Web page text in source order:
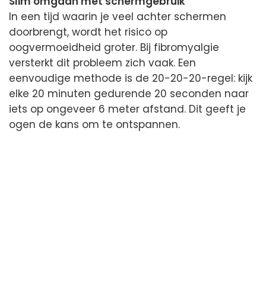
In een tijd waarin je veel achter schermen
doorbrengt, wordt het risico op
oogvermoeidheid groter. Bij fibromyalgie
versterkt dit probleem zich vaak. Een
eenvoudige methode is de 20-20-20-regel: kijk
elke 20 minuten gedurende 20 seconden naar
iets op ongeveer 6 meter afstand. Dit geeft je
ogen de kans om te ontspannen.